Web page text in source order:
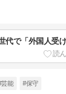
芸能 #保守